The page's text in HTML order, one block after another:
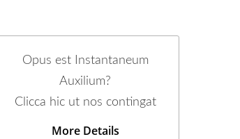
Opus est Instantaneum
Auxilium?
Clicca hic ut nos contingat
More Details